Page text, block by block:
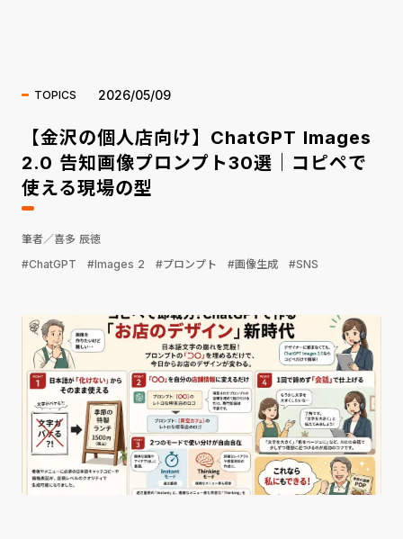
TOPICS 2026/05/09
【金沢の個人店向け】ChatGPT Images
2.0 告知画像プロンプト30選｜コピペで
使える現場の型
筆者／喜多 辰徳
#ChatGPT
#Images 2 #プロンプト #画像生成 #SNS